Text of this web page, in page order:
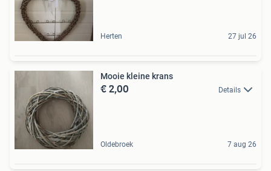
Herten 27 jul 26
Mooie kleine krans
€ 2,00 Details
Oldebroek 7 aug 26